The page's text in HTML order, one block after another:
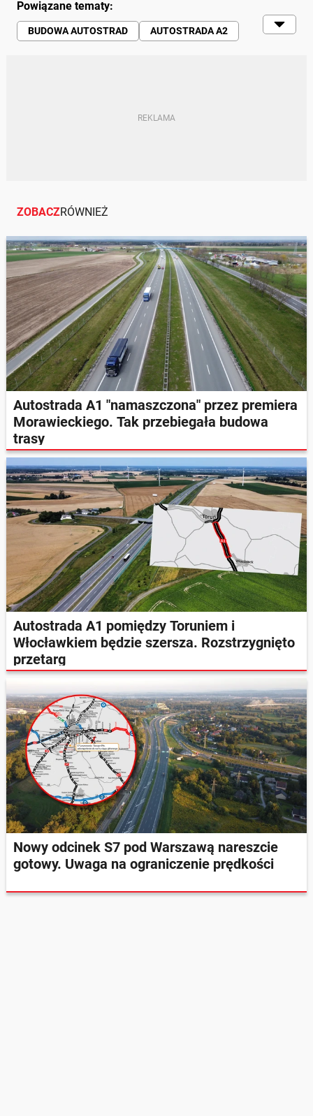
Powiązane tematy:
BUDOWA AUTOSTRAD
AUTOSTRADA A2
ZOBACZRÓWNIEŻ
Autostrada A1 "namaszczona" przez premiera
Morawieckiego. Tak przebiegała budowa
trasy
Autostrada A1 pomiędzy Toruniem i
Włocławkiem będzie szersza. Rozstrzygnięto
przetarg
Nowy odcinek S7 pod Warszawą nareszcie
gotowy. Uwaga na ograniczenie prędkości